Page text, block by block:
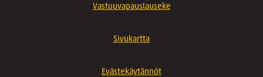
Vastuuvapauslauseke
Sivukartta
Evästekäytännöt